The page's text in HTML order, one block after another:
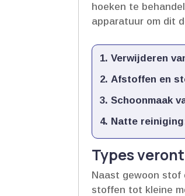
hoeken te
apparatuur om dit
Verwijderen
Afstoffen en
Schoonmaak
Natte
Types
Naast gewoon stof
stoffen tot kleine